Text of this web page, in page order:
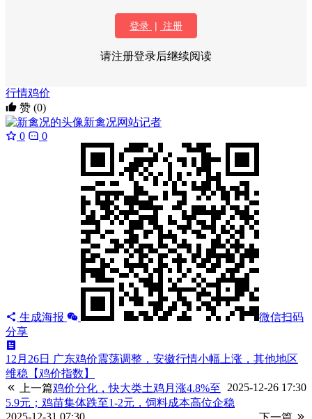
登录 | 注册
请注册登录后继续阅读
行情鸡价
赞 (0)
新禽况网站记者
0
0
生成海报
微信扫码
分享
12月26日 广东鸡价震荡调整，安徽行情小幅上涨，其他地区
维稳【鸡价指数】
上一篇
2025-12-26 17:30
鸡价分化，快大类土鸡月涨4.8%至
5.9元；鸡苗集体跌至1-2元，饲料成本高位企稳
2025-12-31 07:30